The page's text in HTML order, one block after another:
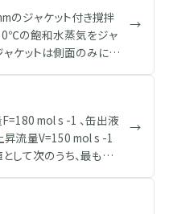
ンフォーメーションは結
、液体中ではトランス、ゴ
の立体配座が等確率で
次の式、及び値を用い
で：S：モルエントロピ
-1 mol -1
のジャケット付き撹拌
の飽和水蒸気をジャ
ャケットは側面のみに付
るので温度は一様であ
りの入熱量は、次のど
-1 とする。
→
mol s -1 、缶出液
昇流量V=150 mol s -1
して次のうち、最も適
→